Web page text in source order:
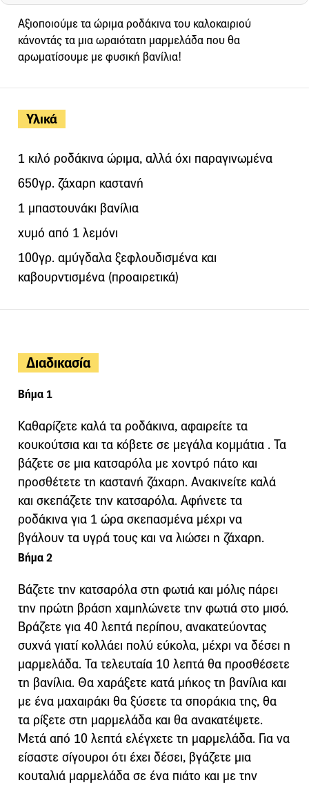
Υλικά
1 κιλό ροδάκινα ώριμα, αλλά όχι παραγινωμένα
650γρ. ζάχαρη καστανή
1 μπαστουνάκι βανίλια
χυμό από 1 λεμόνι
100γρ. αμύγδαλα ξεφλουδισμένα και
καβουρντισμένα (προαιρετικά)
Αξιοποιούμε τα ώριμα ροδάκινα του καλοκαιριού
κάνοντάς τα μια ωραιότατη μαρμελάδα που θα
αρωματίσουμε με φυσική βανίλια!
Διαδικασία
Βήμα 1
Καθαρίζετε καλά τα ροδάκινα, αφαιρείτε τα
κουκούτσια και τα κόβετε σε μεγάλα κομμάτια . Τα
βάζετε σε μια κατσαρόλα με χοντρό πάτο και
προσθέτετε τη καστανή ζάχαρη. Ανακινείτε καλά
και σκεπάζετε την κατσαρόλα. Αφήνετε τα
ροδάκινα για 1 ώρα σκεπασμένα μέχρι να
βγάλουν τα υγρά τους και να λιώσει η ζάχαρη.
Βήμα 2
Βάζετε την κατσαρόλα στη φωτιά και μόλις πάρει
την πρώτη βράση χαμηλώνετε την φωτιά στο μισό.
Βράζετε για 40 λεπτά περίπου, ανακατεύοντας
συχνά γιατί κολλάει πολύ εύκολα, μέχρι να δέσει η
μαρμελάδα. Τα τελευταία 10 λεπτά θα προσθέσετε
τη βανίλια. Θα χαράξετε κατά μήκος τη βανίλια και
με ένα μαχαιράκι θα ξύσετε τα σποράκια της, θα
τα ρίξετε στη μαρμελάδα και θα ανακατέψετε.
Μετά από 10 λεπτά ελέγχετε τη μαρμελάδα. Για να
είσαστε σίγουροι ότι έχει δέσει, βγάζετε μια
κουταλιά μαρμελάδα σε ένα πιάτο και με την